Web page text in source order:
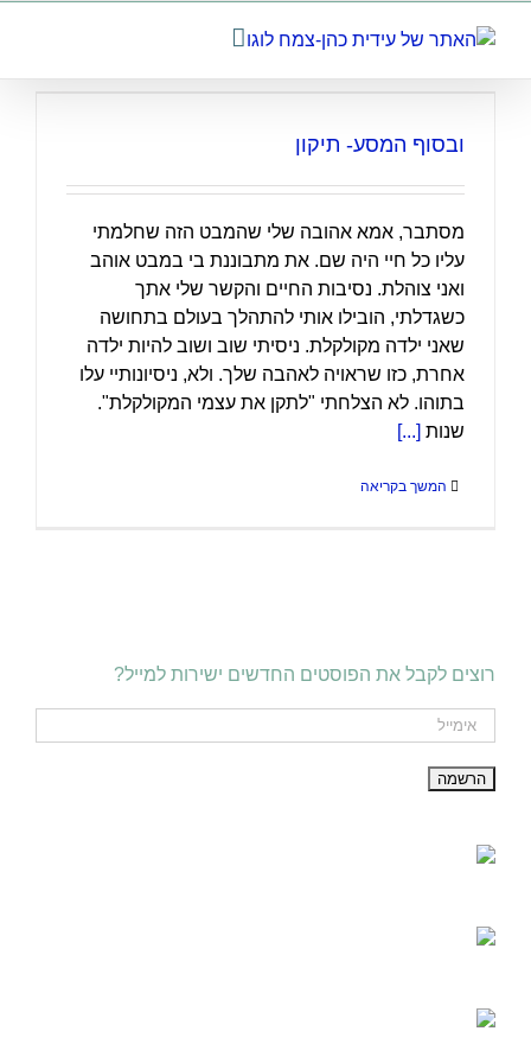
לתוכן
ובסוף המסע- תיקון
מסתבר, אמא אהובה שלי שהמבט הזה שחלמתי
עליו כל חיי היה שם. את מתבוננת בי במבט אוהב
ואני צוהלת. נסיבות החיים והקשר שלי אתך
כשגדלתי, הובילו אותי להתהלך בעולם בתחושה
שאני ילדה מקולקלת. ניסיתי שוב ושוב להיות ילדה
אחרת, כזו שראויה לאהבה שלך. ולא, ניסיונותיי עלו
בתוהו. לא הצלחתי "לתקן את עצמי המקולקלת".
שנות [...]
המשך בקריאה
רוצים לקבל את הפוסטים החדשים ישירות למייל?